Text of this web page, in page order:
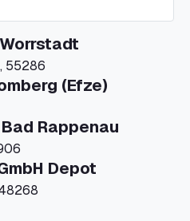
55286
(Efze)
Rappenau
Depot
Hahn-Straße 3, , 48268